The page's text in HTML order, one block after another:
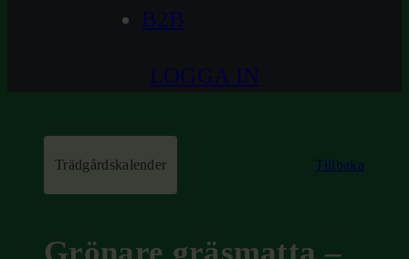
B2B
LOGGA IN
Trädgårdskalender Tillbaka